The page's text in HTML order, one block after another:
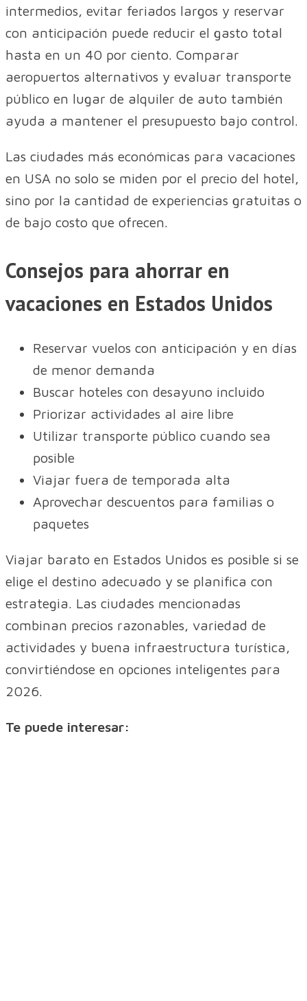
intermedios, evitar feriados largos y reservar
con anticipación puede reducir el gasto total
hasta en un 40 por ciento. Comparar
aeropuertos alternativos y evaluar transporte
público en lugar de alquiler de auto también
ayuda a mantener el presupuesto bajo control.
Las ciudades más económicas para vacaciones
en USA no solo se miden por el precio del hotel,
sino por la cantidad de experiencias gratuitas o
de bajo costo que ofrecen.
Consejos para ahorrar en
vacaciones en Estados Unidos
Reservar vuelos con anticipación y en días
de menor demanda
Buscar hoteles con desayuno incluido
Priorizar actividades al aire libre
Utilizar transporte público cuando sea
posible
Viajar fuera de temporada alta
Aprovechar descuentos para familias o
paquetes
Viajar barato en Estados Unidos es posible si se
elige el destino adecuado y se planifica con
estrategia. Las ciudades mencionadas
combinan precios razonables, variedad de
actividades y buena infraestructura turística,
convirtiéndose en opciones inteligentes para
2026.
Te puede interesar: